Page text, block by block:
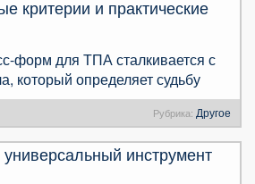
критерии и практические
форм для ТПА сталкивается с
который определяет судьбу
Рубрика: Другое
инструмент